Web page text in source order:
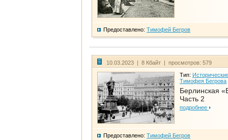
Предоставлено: Тимофей Бегров
10.03.2023 | 8 Кбайт | просмотров: 579
Тип:
Тимофея Бегрова
Берлинская
Часть 2
подробнее
Предоставлено: Тимофей Бегров